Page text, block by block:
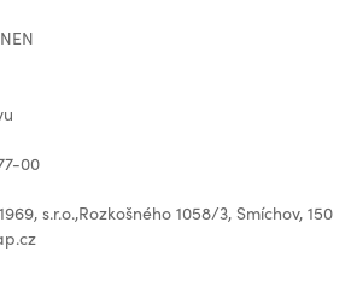
00
s.r.o.,Rozkošného 1058/3, Smíchov, 150